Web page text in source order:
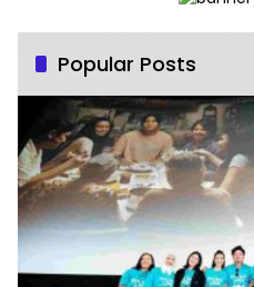
Popular Posts